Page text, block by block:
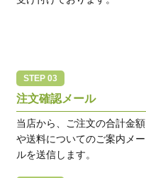
注文確認メール
当店から、ご注文の合計金額
や送料についてのご案内メー
ルを送信します。